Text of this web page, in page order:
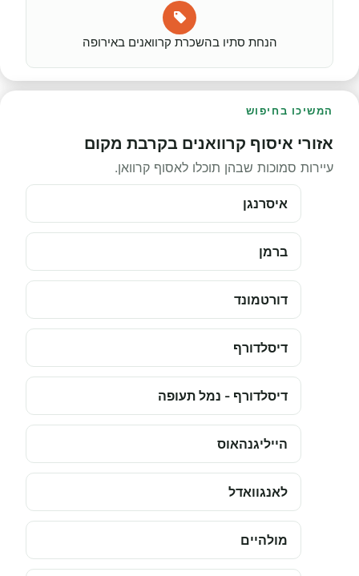
הנחת סתיו בהשכרת קרוואנים באירופה
המשיכו בחיפוש
אזורי איסוף קרוואנים בקרבת מקום
עיירות סמוכות שבהן תוכלו לאסוף קרוואן.
איסרנגן
ברמן
דורטמונד
דיסלדורף
דיסלדורף - נמל תעופה
הייליגנהאוס
לאנגוואדל
מולהיים